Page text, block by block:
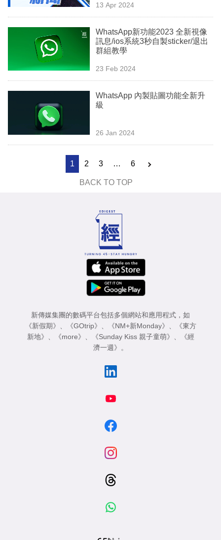
13 Apr 2024
WhatsApp新功能2023 全新視像
訊息/ios系統3秒自製sticker/退出
群組教學
23 Feb 2024
WhatsApp 內製貼圖功能全新升
級
26 Jan 2024
1 2 3 … 6
BACK TO TOP
新傳媒集團的數碼平台包括多個網站和應用程式，如
《新假期》 、 《GOtrip》 、 《NM+新Monday》 、
《東方
新地》 、 《more》 、 《Sunday Kiss 親子童萌》 、
《經
濟一週》 。